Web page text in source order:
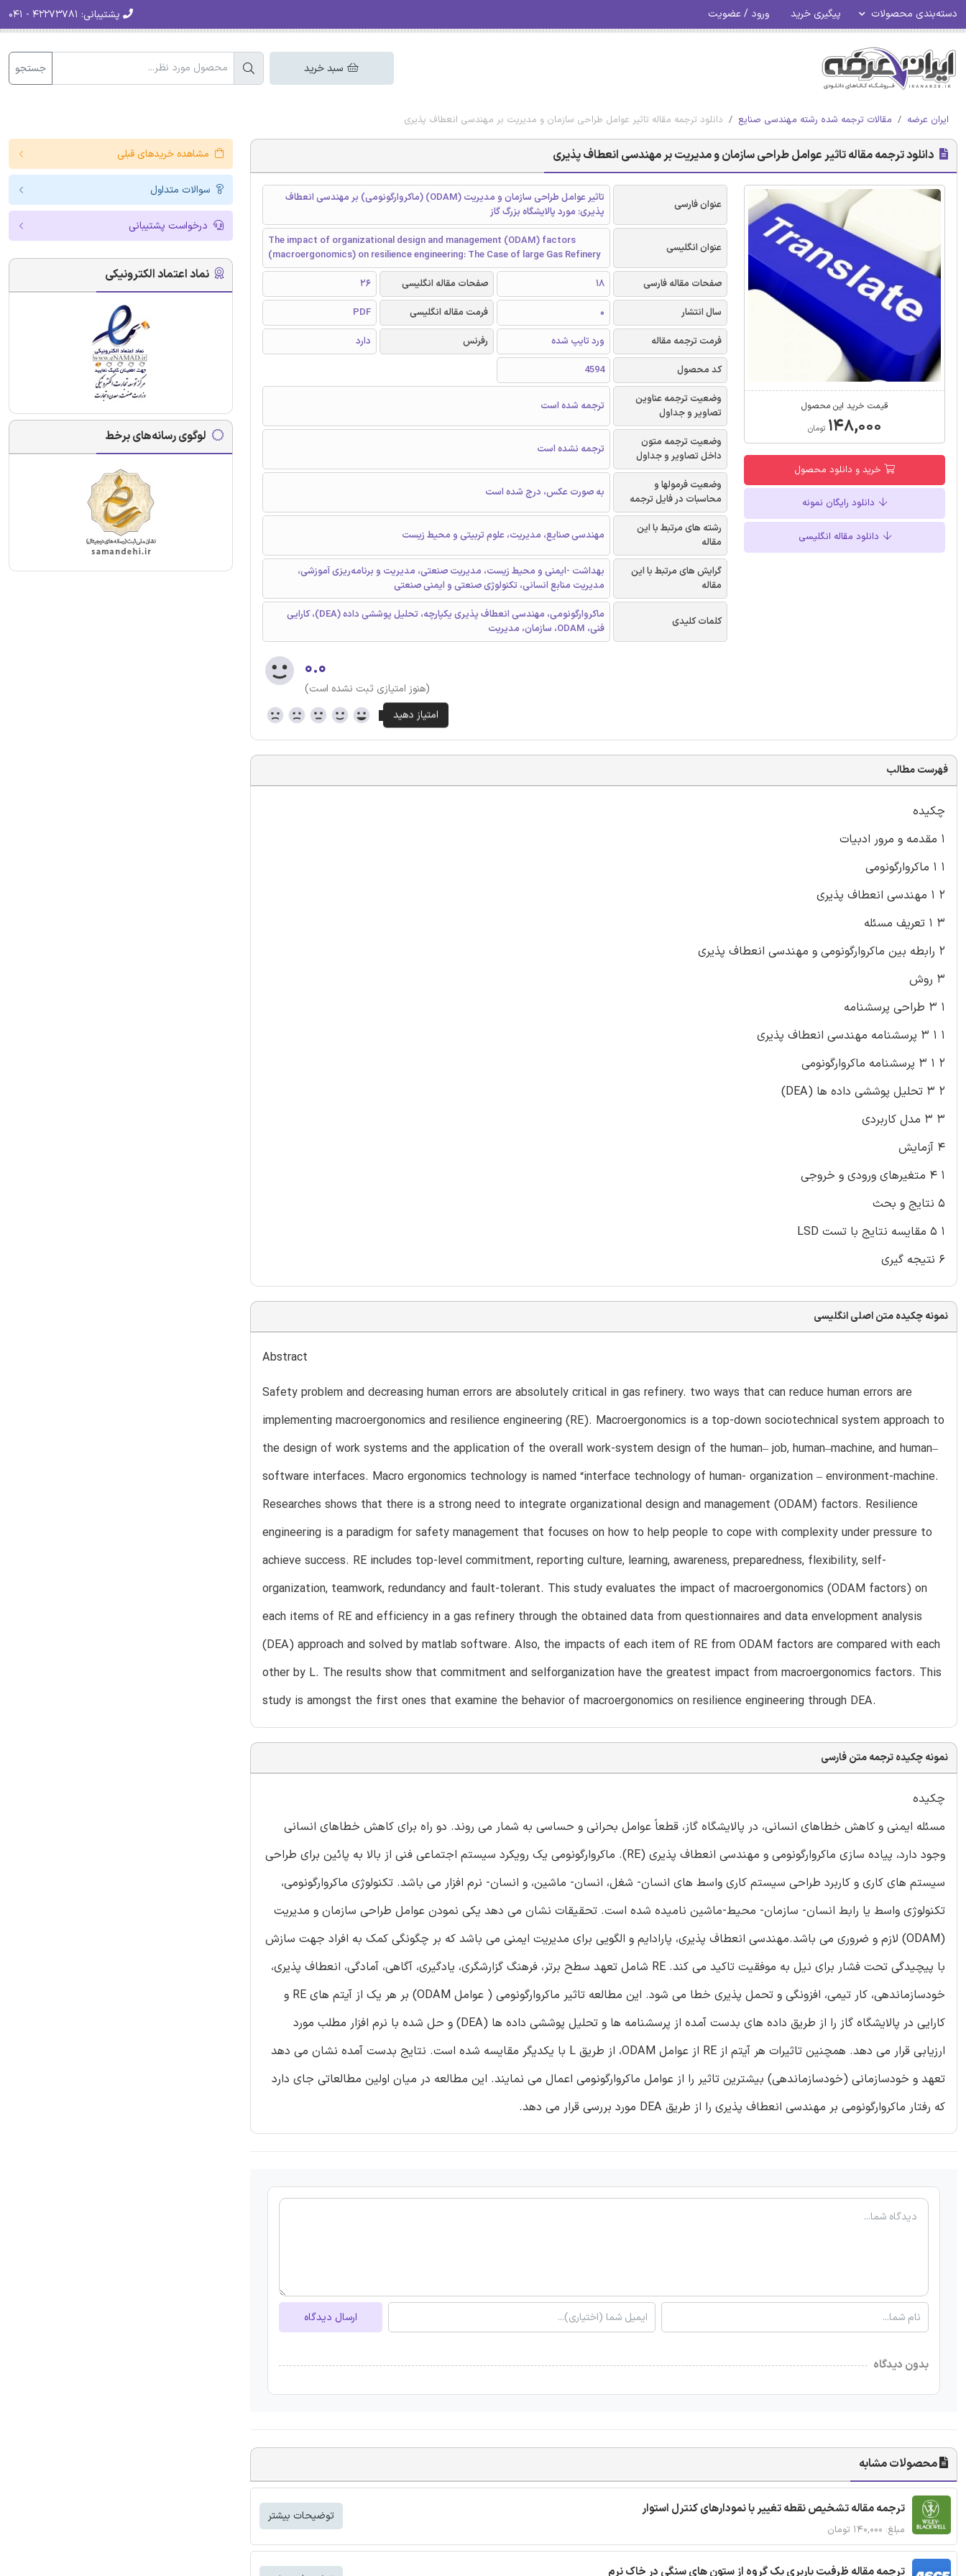
دسته‌بندی محصولات پیگیری خرید ورود / عضویت پشتیبانی:
سبد خرید جستجو
ایران عرضه مقالات ترجمه شده رشته مهندسی صنایع دانلود ترجمه مقاله تاثیر عوامل طراحی سازمان و مدیریت بر مهندسی انعطاف پذیری
دانلود ترجمه مقاله تاثیر عوامل طراحی سازمان و مدیریت بر مهندسی انعطاف پذیری
قیمت خرید این محصول
۱۴۸,۰۰۰ تومان
خرید و دانلود محصول
دانلود رایگان نمونه
دانلود مقاله انگلیسی
عنوان فارسی
تاثیر عوامل طراحی سازمان و مدیریت (ODAM) (ماکروارگونومی) بر مهندسی انعطاف
پذیری: مورد پالایشگاه بزرگ گاز
عنوان انگلیسی
The impact of organizational design and management (ODAM) factors
(macroergonomics) on resilience engineering: The Case of large Gas Refinery
صفحات مقاله فارسی
18 صفحات مقاله انگلیسی
26
سال انتشار
0 فرمت مقاله انگلیسی
PDF
فرمت ترجمه مقاله
ورد تایپ شده رفرنس
دارد
کد محصول
4594
وضعیت ترجمه عناوین
تصاویر و جداول
ترجمه شده است
وضعیت ترجمه متون
داخل تصاویر و جداول
ترجمه نشده است
وضعیت فرمولها و
محاسبات در فایل ترجمه
به صورت عکس، درج شده است
رشته های مرتبط با این
مقاله
مهندسی صنایع، مدیریت، علوم تربیتی و محیط زیست
گرایش های مرتبط با این
مقاله
بهداشت -ایمنی و محیط زیست، مدیریت صنعتی، مديريت و برنامه‌ريزی آموزشی،
مدیریت منابع انسانی، تکنولوژی صنعتی و ایمنی صنعتی
کلمات کلیدی
ماکروارگونومی، مهندسی انعطاف پذیری یکپارچه، تحلیل پوششی داده (DEA)، کارایی
فنی، ODAM، سازمان، مدیریت
۰.۰
(هنوز امتیازی ثبت نشده است)
فهرست مطالب
چکیده
۱ مقدمه و مرور ادبیات
۱ ۱ ماکروارگونومی
۲ ۱ مهندسی انعطاف پذیری
۳ ۱ تعریف مسئله
۲ رابطه بین ماکروارگونومی و مهندسی انعطاف پذیری
۳ روش
۱ ۳ طراحی پرسشنامه
۱ ۱ ۳ پرسشنامه مهندسی انعطاف پذیری
۲ ۱ ۳ پرسشنامه ماکروارگونومی
۲ ۳ تحلیل پوششی داده ها (DEA)
۳ ۳ مدل کاربردی
۴ آزمایش
۱ ۴ متغیرهای ورودی و خروجی
۵ نتایج و بحث
۱ ۵ مقایسه نتایج با تست LSD
۶ نتیجه گیری
نمونه چکیده متن اصلی انگلیسی
Abstract
Safety problem and decreasing human errors are absolutely critical in gas refinery. two ways that can reduce human errors are
implementing macroergonomics and resilience engineering (RE). Macroergonomics is a top-down sociotechnical system approach to
the design of work systems and the application of the overall work-system design of the human– job, human–machine, and human–
software interfaces. Macro ergonomics technology is named “interface technology of human- organization – environment-machine.
Researches shows that there is a strong need to integrate organizational design and management (ODAM) factors. Resilience
engineering is a paradigm for safety management that focuses on how to help people to cope with complexity under pressure to
achieve success. RE includes top-level commitment, reporting culture, learning, awareness, preparedness, flexibility, self-
organization, teamwork, redundancy and fault-tolerant. This study evaluates the impact of macroergonomics (ODAM factors) on
each items of RE and efficiency in a gas refinery through the obtained data from questionnaires and data envelopment analysis
(DEA) approach and solved by matlab software. Also, the impacts of each item of RE from ODAM factors are compared with each
other by L. The results show that commitment and selforganization have the greatest impact from macroergonomics factors. This
study is amongst the first ones that examine the behavior of macroergonomics on resilience engineering through DEA.
نمونه چکیده ترجمه متن فارسی
چکیده
مسئله ایمنی و کاهش خطاهای انسانی، در پالایشگاه گاز، قطعاً عوامل بحرانی و حساسی به شمار می روند. دو راه برای کاهش خطاهای انسانی
وجود دارد، پیاده سازی ماکروارگونومی و مهندسی انعطاف پذیری (RE). ماکروارگونومی یک رویکرد سیستم اجتماعی فنی از بالا به پائین برای طراحی
سیستم های کاری و کاربرد طراحی سیستم کاری واسط های انسان- شغل، انسان- ماشین، و انسان- نرم افزار می باشد. تکنولوژی ماکروارگونومی،
تکنولوژی واسط یا رابط انسان- سازمان- محیط-ماشین نامیده شده است. تحقیقات نشان می دهد یکی نمودن عوامل طراحی سازمان و مدیریت
(ODAM) لازم و ضروری می باشد.مهندسی انعطاف پذیری، پارادایم و الگویی برای مدیریت ایمنی می باشد که بر چگونگی کمک به افراد جهت سازش
با پیچیدگی تحت فشار برای نیل به موفقیت تاکید می کند. RE شامل تعهد سطح برتر، فرهنگ گزارشگری، یادگیری، آگاهی، آمادگی، انعطاف پذیری،
خودسازماندهی، کار تیمی، افزونگی و تحمل پذیری خطا می شود. این مطالعه تاثیر ماکروارگونومی ( عوامل ODAM) بر هر یک از آیتم های RE و
کارایی در پالایشگاه گاز را از طریق داده های بدست آمده از پرسشنامه ها و تحلیل پوششی داده ها (DEA) و حل شده با نرم افزار مطلب مورد
ارزیابی قرار می دهد. همچنین تاثیرات هر آیتم از RE از عوامل ODAM، از طریق L با یکدیگر مقایسه شده است. نتایج بدست آمده نشان می دهد
تعهد و خودسازمانی (خودسازماندهی) بیشترین تاثیر را از عوامل ماکروارگونومی اعمال می نمایند. این مطالعه در میان اولین مطالعاتی جای دارد
که رفتار ماکروارگونومی بر مهندسی انعطاف پذیری را از طریق DEA مورد بررسی قرار می دهد.
ارسال دیدگاه
بدون دیدگاه
محصولات مشابه
ترجمه مقاله تشخیص نقطه تغییر با نمودارهای کنترل استوار
مبلغ: ۱۴۰,۰۰۰ تومان
توضیحات بیشتر
ترجمه مقاله ظرفیت باربری یک گروه از ستون های سنگی در خاک نرم
مشاهده خریدهای قبلی
سوالات متداول
درخواست پشتیبانی
نماد اعتماد الکترونیکی
لوگوی رسانه‌های برخط